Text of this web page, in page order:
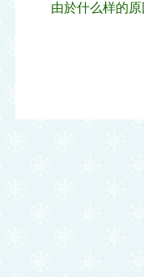
由於什么样的